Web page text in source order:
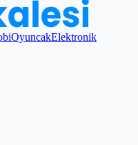
OyuncakElektronik